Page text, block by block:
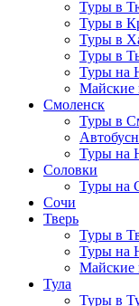
Туры в
Туры в
Туры в
Туры в
Туры на
Майские
Смоленск
Туры в
Туры на
Соловки
Туры на
Сочи
Тверь
Туры в
Туры на
Майские
Тула
Туры в